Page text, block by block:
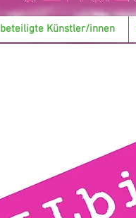
beteiligte Künstler/innen